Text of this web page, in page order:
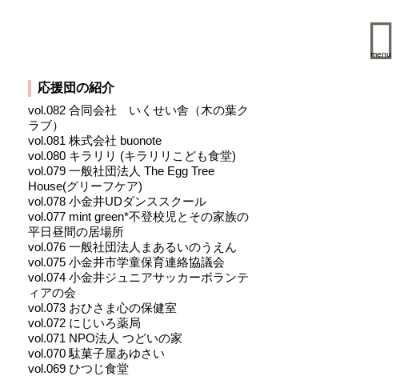
menu
応援団の紹介
vol.082 合同会社 いくせい舎（木の葉ク
ラブ）
vol.081 株式会社 buonote
vol.080 キラリリ (キラリリこども⾷堂)
vol.079 一般社団法人 The Egg Tree
House(グリーフケア)
vol.078 小金井UDダンススクール
vol.077 mint green*不登校児とその家族の
平日昼間の居場所
vol.076 一般社団法人まあるいのうえん
vol.075 小金井市学童保育連絡協議会
vol.074 小金井ジュニアサッカーボランテ
ィアの会
vol.073 おひさま心の保健室
vol.072 にじいろ薬局
vol.071 NPO法人 つどいの家
vol.070 駄菓子屋あゆさい
vol.069 ひつじ食堂